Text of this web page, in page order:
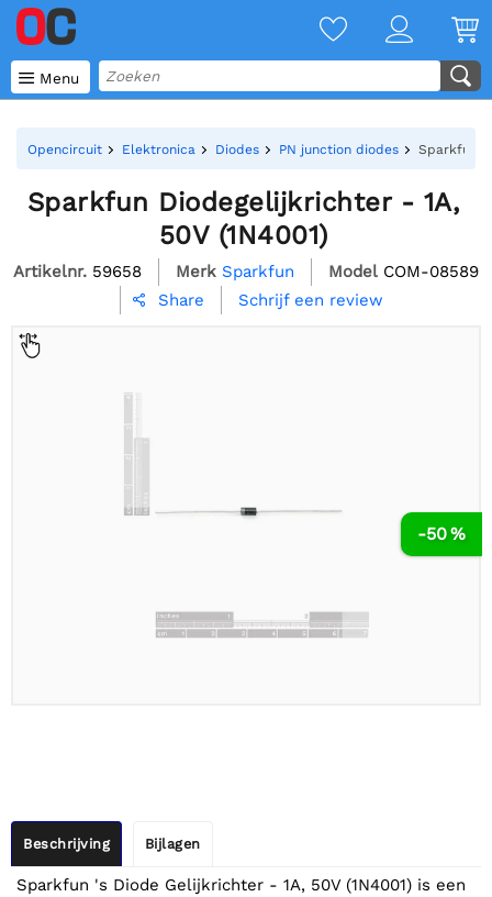
 Menu
Opencircuit Elektronica Diodes PN junction diodes Sparkfun
Sparkfun Diodegelijkrichter - 1A,
50V (1N4001)
Artikelnr. 59658 Merk Sparkfun Model COM-08589
 Share Schrijf een review
-50 %
Beschrijving Bijlagen
Sparkfun 's Diode Gelijkrichter - 1A, 50V (1N4001) is een